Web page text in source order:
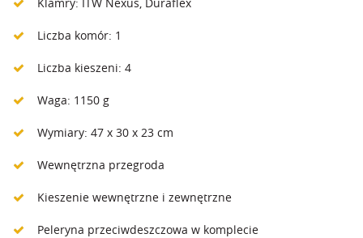
Liczba komór: 1
Liczba kieszeni: 4
Waga: 1150 g
Wymiary: 47 x 30 x 23 cm
Wewnętrzna przegroda
Kieszenie wewnętrzne i zewnętrzne
Peleryna przeciwdeszczowa w komplecie